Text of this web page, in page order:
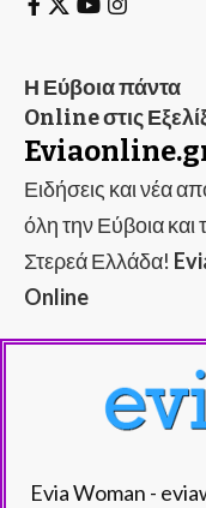
Η Εύβοια πάντα
Online στις
Ειδήσεις και νέα
όλη την Εύβοια και
Στερεά Ελλάδα!
Online
Evia Woman -